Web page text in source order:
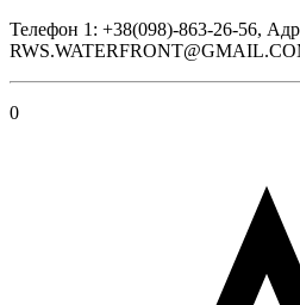
Телефон 1: +38(098)-863-26-56,
0